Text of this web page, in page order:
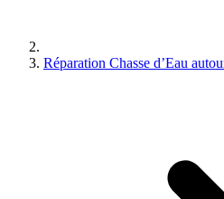
Réparation Chasse d’Eau